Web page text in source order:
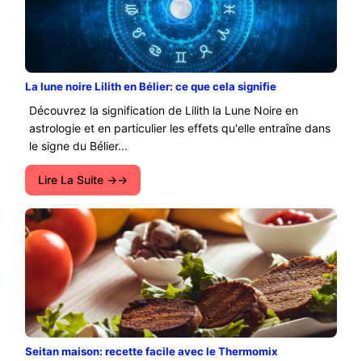
La lune noire Lilith en Bélier: ce que cela signifie
Découvrez la signification de Lilith la Lune Noire en
astrologie et en particulier les effets qu'elle entraîne dans
le signe du Bélier...
Lire La Suite →
Seitan maison: recette facile avec le Thermomix